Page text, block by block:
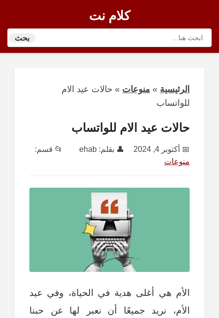
كلام نت
بحث
الرئيسية » منوعات » حالات عيد الام
للواتساب
حالات عيد الام للواتساب
📅 أكتوبر 4, 2024 👤 بقلم: ehab
📂 قسم:
منوعات
الأم هي أغلى هدية في الحياة، وفي عيد
الأم، نريد جميعًا أن نعبر لها عن حبنا